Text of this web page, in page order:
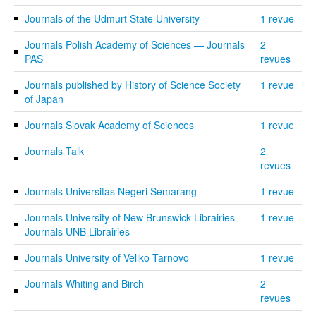
Journals of the Udmurt State University
1 revue
Journals Polish Academy of Sciences — Journals
PAS
2
revues
Journals published by History of Science Society
of Japan
1 revue
Journals Slovak Academy of Sciences
1 revue
Journals Talk
2
revues
Journals Universitas Negeri Semarang
1 revue
Journals University of New Brunswick Librairies —
Journals UNB Librairies
1 revue
Journals University of Veliko Tarnovo
1 revue
Journals Whiting and Birch
2
revues